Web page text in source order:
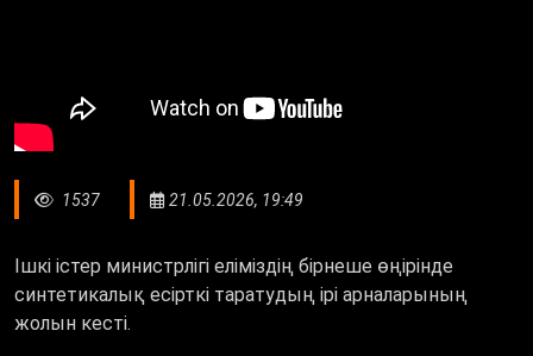
1537 21.05.2026, 19:49
Ішкі істер министрлігі еліміздің бірнеше өңірінде
синтетикалық есірткі таратудың ірі арналарының
жолын кесті.